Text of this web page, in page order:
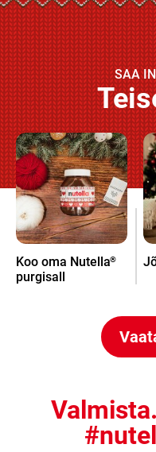
SAA
Koo oma Nutella®
purgisall